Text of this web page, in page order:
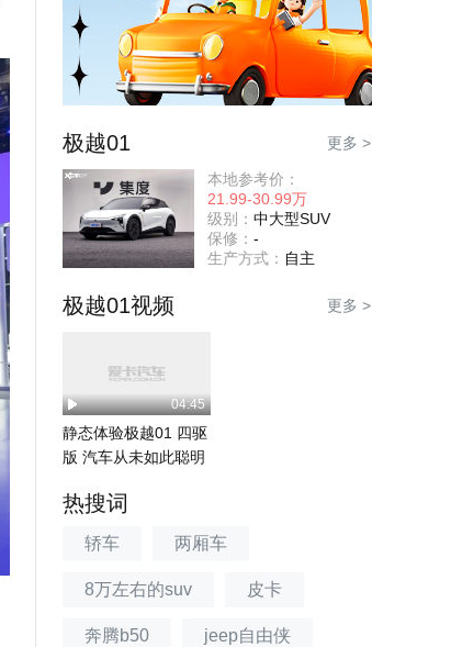
极越01 更多 >
本地参考价：
21.99-30.99万
级别： 中大型SUV
保修： -
生产方式： 自主
极越01视频 更多 >
04:45
静态体验极越01 四驱
版 汽车从未如此聪明
热搜词
轿车 两厢车
8万左右的suv 皮卡
奔腾b50 jeep自由侠